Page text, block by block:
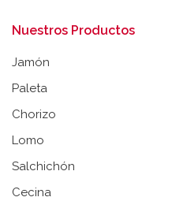
Nuestros Productos
Jamón
Paleta
Chorizo
Lomo
Salchichón
Cecina